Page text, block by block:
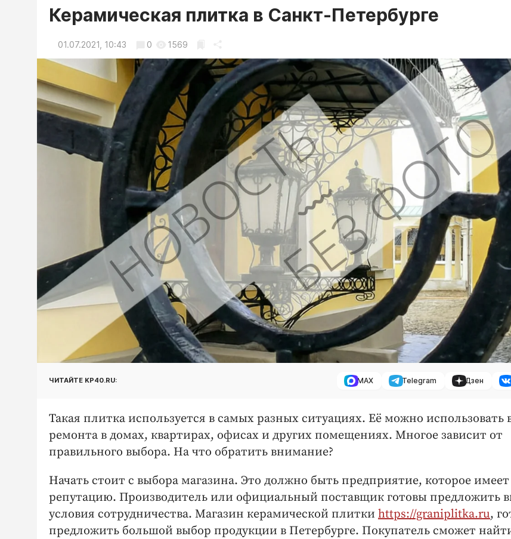
Керамическая плитка в Санкт-Петербурге
01.07.2021, 10:43 0 1569
ЧИТАЙТЕ KP40.RU: MAX Telegram Дзен
Такая плитка используется в самых разных ситуациях. Её можно использовать
ремонта в домах, квартирах, офисах и других помещениях. Многое зависит от
правильного выбора. На что обратить внимание?
Начать стоит с выбора магазина. Это должно быть предприятие, которое
репутацию. Производитель или официальный поставщик готовы предложить
условия сотрудничества. Магазин керамической плитки https://graniplitka.ru,
предложить большой выбор продукции в Петербурге. Покупатель сможет